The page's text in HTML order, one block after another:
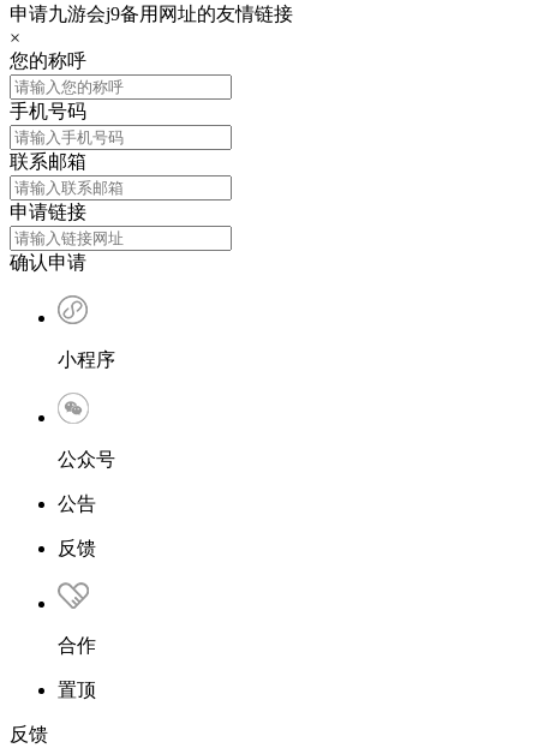
申请九游会j9备用网址的友情链接
×
您的称呼
手机号码
联系邮箱
申请链接
确认申请
小程序
公众号
公告
反馈
合作
置顶
反馈